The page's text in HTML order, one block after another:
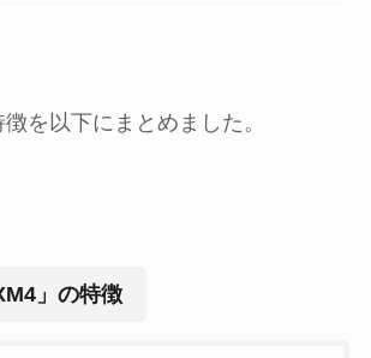
を以下にまとめました。
」の特徴